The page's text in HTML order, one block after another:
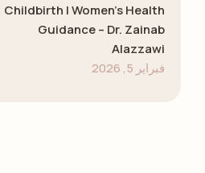
Childbirth | Women’s Health
Guidance – Dr. Zainab
Alazzawi
فبراير 5, 2026